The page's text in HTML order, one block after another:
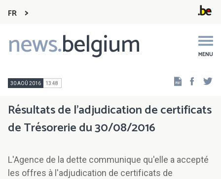
FR
news.belgium MENU
Main
navigation
30 AOÛ 2016 13:48
Résultats de l'adjudication de certificats
de Trésorerie du 30/08/2016
L'Agence de la dette communique qu'elle a accepté
les offres à l'adjudication de certificats de